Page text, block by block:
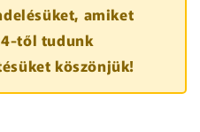
amiket
től tudunk
köszönjük!